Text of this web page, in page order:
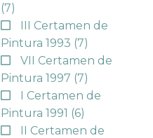
(7)
III Certamen de
Pintura 1993 (7)
VII Certamen de
Pintura 1997 (7)
I Certamen de
Pintura 1991 (6)
II Certamen de